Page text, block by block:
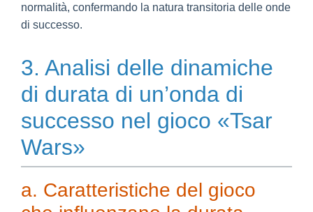
normalità, confermando la natura transitoria delle onde
di successo.
3. Analisi delle dinamiche
di durata di un’onda di
successo nel gioco «Tsar
Wars»
a. Caratteristiche del gioco